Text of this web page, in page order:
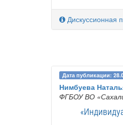
Дискуссионная
Дата публикации:
Нимбуева
ФГБОУ ВО